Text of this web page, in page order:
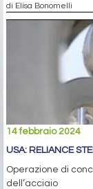
di Elisa Bonomelli
14 febbraio 2024
USA: RELIANCE
Operazione di
dell’acciaio